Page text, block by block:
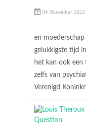
04 November 2021
en
gelukkigste tijd
het kan ook een
zelfs van
Verenigd